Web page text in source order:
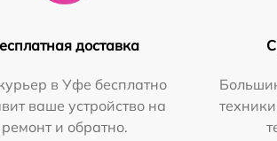
доставка
в Уфе бесплатно
ваше устройство на
ремонт и обратно.